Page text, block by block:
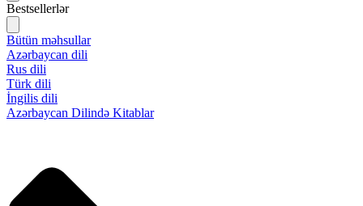
Bestsellerlər
Bütün məhsullar
Azərbaycan dili
Rus dili
Türk dili
İngilis dili
Azərbaycan Dilində Kitablar